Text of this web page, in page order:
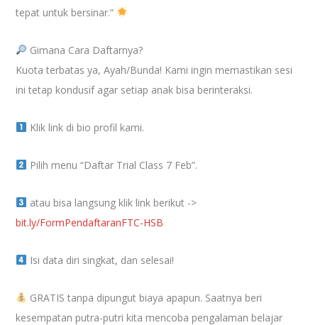
tepat untuk bersinar.”
Gimana Cara Daftarnya?
Kuota terbatas ya, Ayah/Bunda! Kami ingin memastikan sesi
ini tetap kondusif agar setiap anak bisa berinteraksi.
Klik link di bio profil kami.
Pilih menu “Daftar Trial Class 7 Feb”.
atau bisa langsung klik link berikut ->
bit.ly/FormPendaftaranFTC-HSB
Isi data diri singkat, dan selesai!
GRATIS tanpa dipungut biaya apapun. Saatnya beri
kesempatan putra-putri kita mencoba pengalaman belajar